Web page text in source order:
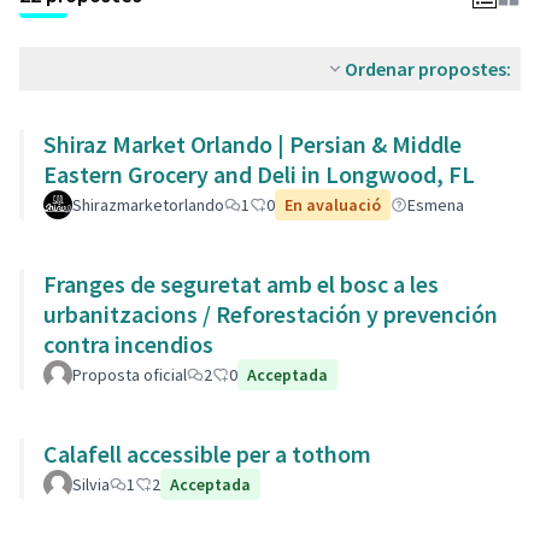
Ordenar propostes:
Shiraz Market Orlando | Persian & Middle
Eastern Grocery and Deli in Longwood, FL
Shirazmarketorlando 1 0 En avaluació Esmena
Franges de seguretat amb el bosc a les
urbanitzacions / Reforestación y prevención
contra incendios
Proposta oficial 2 0 Acceptada
Calafell accessible per a tothom
Silvia 1 2 Acceptada